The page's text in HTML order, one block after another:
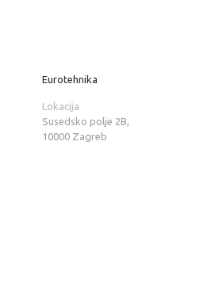
Eurotehnika
Lokacija
Susedsko polje 2B,
10000 Zagreb